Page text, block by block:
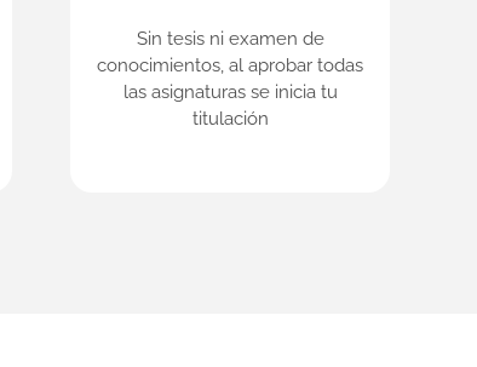
Sin tesis ni examen de
conocimientos, al aprobar todas
las asignaturas se inicia tu
titulación